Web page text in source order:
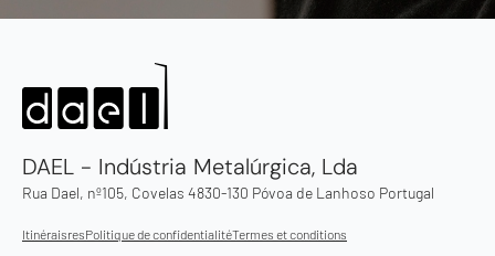
DAEL - Indústria Metalúrgica, Lda
Rua Dael, nº105, Covelas 4830-130 Póvoa de Lanhoso Portugal
ItinéraisresPolitique de confidentialitéTermes et conditions